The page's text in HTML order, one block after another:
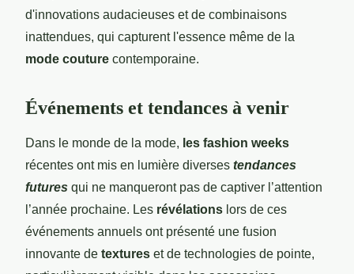
d'innovations audacieuses et de combinaisons
inattendues, qui capturent l'essence même de la
mode couture contemporaine.
Événements et tendances à venir
Dans le monde de la mode, les fashion weeks
récentes ont mis en lumière diverses tendances
futures qui ne manqueront pas de captiver l’attention
l’année prochaine. Les révélations lors de ces
événements annuels ont présenté une fusion
innovante de textures et de technologies de pointe,